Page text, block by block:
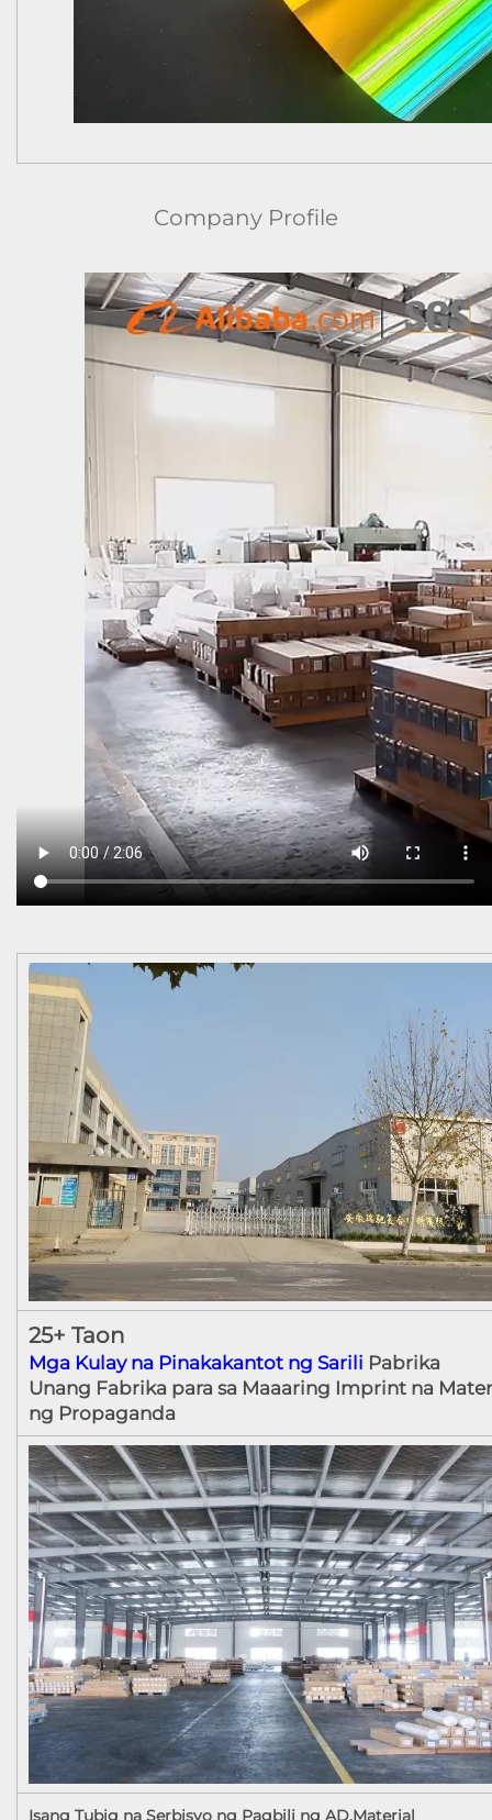
Company Profile
25+ Taon
Mga Kulay na Pinakakantot ng Sarili Pabrika
Unang Fabrika para sa Maaaring Imprint na
ng Propaganda
Isang Tubig na Serbisyo ng Pagbili ng AD.Material